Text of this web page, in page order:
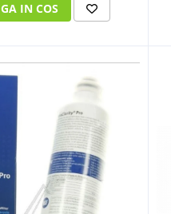
IN COS